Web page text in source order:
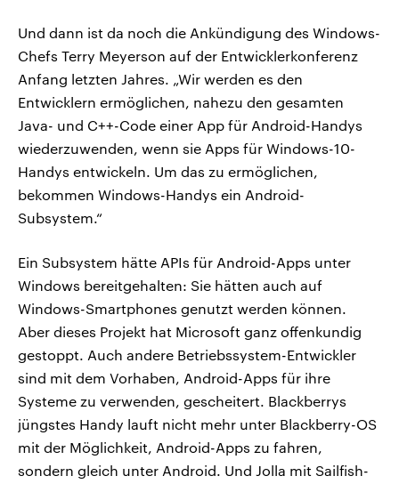
Und dann ist da noch die Ankündigung des Windows-
Chefs Terry Meyerson auf der Entwicklerkonferenz
Anfang letzten Jahres. „Wir werden es den
Entwicklern ermöglichen, nahezu den gesamten
Java- und C++-Code einer App für Android-Handys
wiederzuwenden, wenn sie Apps für Windows-10-
Handys entwickeln. Um das zu ermöglichen,
bekommen Windows-Handys ein Android-
Subsystem.“
Ein Subsystem hätte APIs für Android-Apps unter
Windows bereitgehalten: Sie hätten auch auf
Windows-Smartphones genutzt werden können.
Aber dieses Projekt hat Microsoft ganz offenkundig
gestoppt. Auch andere Betriebssystem-Entwickler
sind mit dem Vorhaben, Android-Apps für ihre
Systeme zu verwenden, gescheitert. Blackberrys
jüngstes Handy lauft nicht mehr unter Blackberry-OS
mit der Möglichkeit, Android-Apps zu fahren,
sondern gleich unter Android. Und Jolla mit Sailfish-